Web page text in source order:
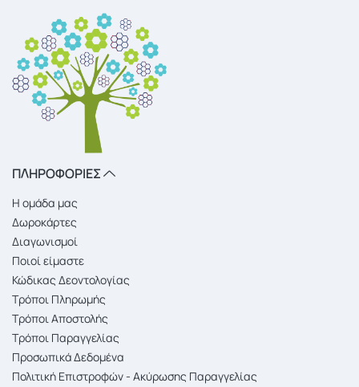
ΠΛΗΡΟΦΟΡΙΕΣ
Η ομάδα μας
Δωροκάρτες
Διαγωνισμοί
Ποιοί είμαστε
Κώδικας Δεοντολογίας
Τρόποι Πληρωμής
Τρόποι Αποστολής
Τρόποι Παραγγελίας
Προσωπικά Δεδομένα
Πολιτική Επιστροφών - Ακύρωσης Παραγγελίας